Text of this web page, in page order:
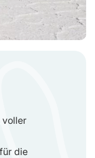
voller
die